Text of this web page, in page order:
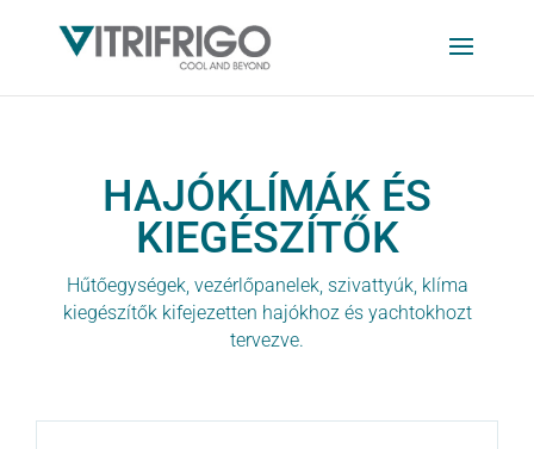
HAJÓKLÍMÁK ÉS
KIEGÉSZÍTŐK
Hűtőegységek, vezérlőpanelek, szivattyúk, klíma
kiegészítők kifejezetten hajókhoz és yachtokhozt
tervezve.